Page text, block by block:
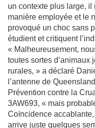
un contexte plus large, il
manière employée et le
provoqué un choc sans
étudient et critiquent
« Malheureusement,
toutes sortes d’animaux
rurales, » a déclaré
l’antenne de
Prévention contre la
3AW693, « mais
Coïncidence
arrive juste quelques